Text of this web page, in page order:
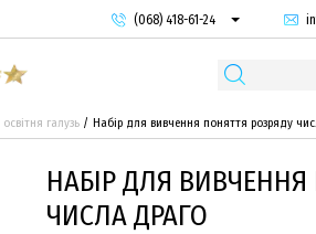
(068) 418-61-24
галузь Набір для вивчення поняття розряду
НАБІР ДЛЯ
ЧИСЛА ДРАГО